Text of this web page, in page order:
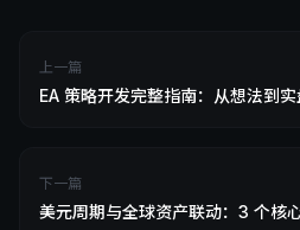
上一篇
EA 策略开发完整指南：从想法到
下一篇
美元周期与全球资产联动：3 个核